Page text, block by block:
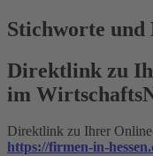
Stichworte und
Direktlink zu
im
Direktlink zu Ihrer
https://firmen-in-